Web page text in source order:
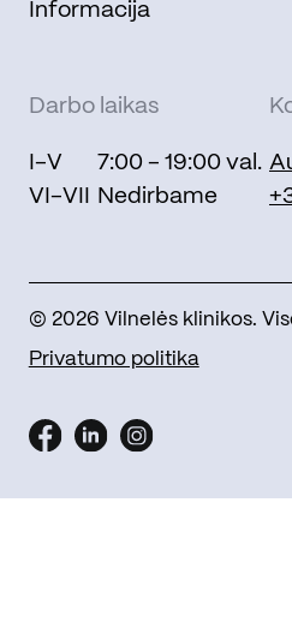
Informacija
Darbo laikas
I-V
7:00 - 19:00 val.
VI-VII
Nedirbame
© 2026 Vilnelės klinikos.
Privatumo politika